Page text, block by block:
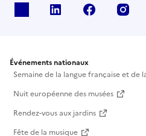
Linkedin Facebook
Événements nationaux
Semaine de la langue française et de
Nuit européenne des musées
Rendez-vous aux jardins
Fête de la musique